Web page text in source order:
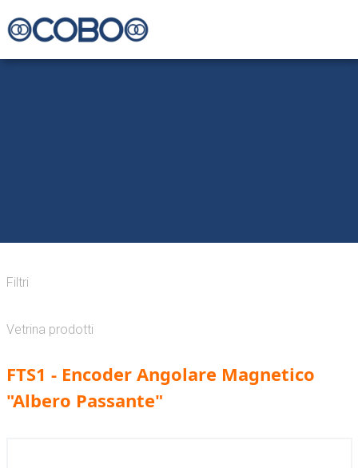
Filtri
Vetrina prodotti
FTS1 - Encoder Angolare Magnetico
"Albero Passante"